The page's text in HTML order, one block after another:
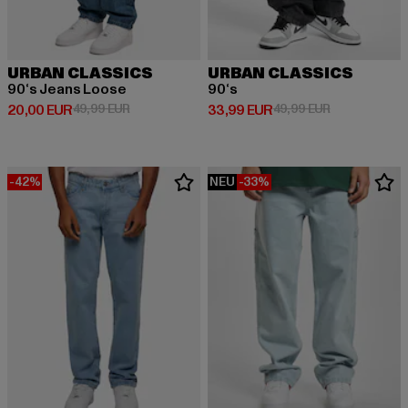
URBAN CLASSICS
90‘s Jeans Loose
20,00 EUR
Derzeitiger Preis: 20,00 EUR
49,99 EURAktionspreis: 49,99 EUR
URBAN CLASSICS
90‘s
33,99 EUR
Derzeitiger Preis: 33,99 EUR
49,99 EURAktionspreis:
-42% NEU -33%